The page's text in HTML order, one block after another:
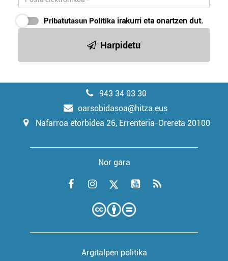
Pribatutasun Politika irakurri eta onartzen dut.
Harpidetu
943 34 03 30
oarsobidasoa@hitza.eus
Nafarroa etorbidea 26, Errenteria-Orereta 20100
Nor gara
Argitalpen politika